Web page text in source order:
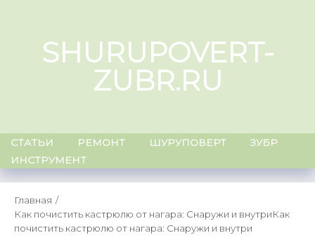
contentSHURUPOVERT-
ZUBR.RU
СТАТЬИ РЕМОНТ ШУРУПОВЕРТ
ЗУБР
ИНСТРУМЕНТ
Главная
Как почистить кастрюлю от нагара: Снаружи и внутриКак
почистить кастрюлю от нагара: Снаружи и внутри